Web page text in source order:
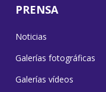
PRENSA
Noticias
Galerías fotográficas
Galerías vídeos